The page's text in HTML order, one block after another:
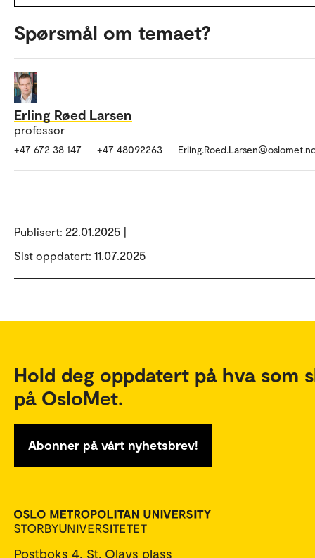
Spørsmål om temaet?
Erling Røed Larsen
professor
+47 672 38 147 +47 48092263
Publisert: 22.01.2025 |
Sist oppdatert: 11.07.2025
Hold deg oppdatert på hva som
på OsloMet.
Abonner på vårt nyhetsbrev!
Postboks 4, St. Olavs plass